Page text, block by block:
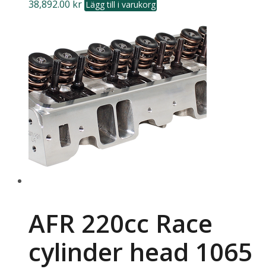
38,892.00 kr Lägg till i varukorg
AFR 220cc Race
cylinder head 1065